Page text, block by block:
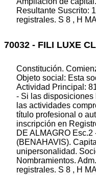
Resultante Suscrito:
registrales. S 8 , H
70032 - FILI LUXE
Constitución.
Objeto social: Esta
Actividad Principal:
- Si las
las actividades
título profesional o
inscripción en
DE ALMAGRO Esc.2
(BENAHAVIS).
unipersonalidad.
Nombramientos.
registrales. S 8 , H